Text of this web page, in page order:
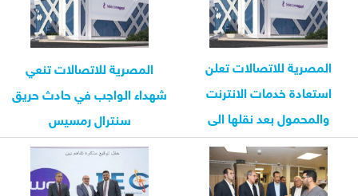
المصرية للاتصالات تعلن
استعادة خدمات الانترنت
والمحمول بعد نقلها الى
سنترالات بديلة
المصرية للاتصالات تنعي
شهداء الواجب في حادث حريق
سنترال رمسيس